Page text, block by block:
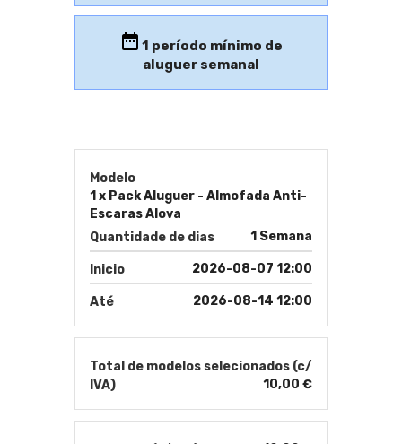
1 período mínimo de
aluguer semanal
Modelo
1 x Pack Aluguer - Almofada Anti-
Escaras Alova
Quantidade de dias
1 Semana
Inicio 2026-08-07 12:00
Até 2026-08-14 12:00
Total de modelos selecionados (c/
IVA)
10,00 €